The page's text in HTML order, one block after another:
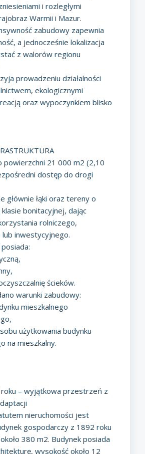
i rozległymi
Warmii i Mazur.
zabudowy zapewnia
a jednocześnie lokalizacja
z walorów regionu
prowadzeniu działalności
ekologicznymi
oraz wypoczynkiem blisko
powierzchni 21 000 m2 (2,10
dostęp do drogi
głównie łąki oraz tereny o
bonitacyjnej, dając
rolniczego,
inwestycyjnego.
ścieków.
warunki zabudowy:
mieszkalnego
użytkowania budynku
na mieszkalny.
– wyjątkowa przestrzeń z
nieruchomości jest
gospodarczy z 1892 roku
380 m2. Budynek posiada
wysokość około 12